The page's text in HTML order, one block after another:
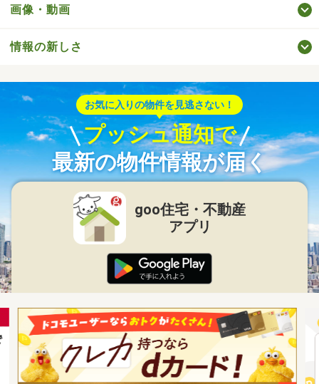
画像・動画
情報の新しさ
お気に入りの物件を見逃さない！
プッシュ通知で
最新の物件情報が届く
goo住宅・不動産
アプリ